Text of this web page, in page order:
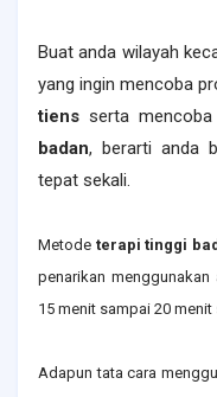
Buat anda wilayah
yang ingin mencoba
tiens serta
badan, berarti anda
tepat sekali.
Metode terapi tinggi
penarikan menggunakan
15 menit sampai 20
Adapun tata cara